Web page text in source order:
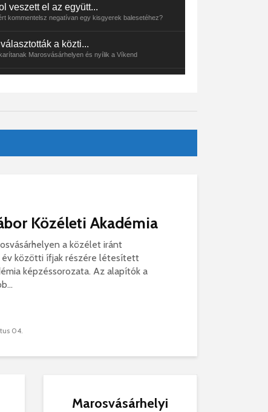
veszett el az együtt...
kommentelsz negatívan egy kisgyerek balesetéhez?
a közti...
Marosvásárhelyen és nyílik a Víkend
a kulturális miniszter és a marosvásárhelyi
és egy le...
Közéleti Akadémia
a közélet iránt
év közötti ífjak részére létesített
képzéssorozata. Az alapítók a
04.
Marosvásárhelyi